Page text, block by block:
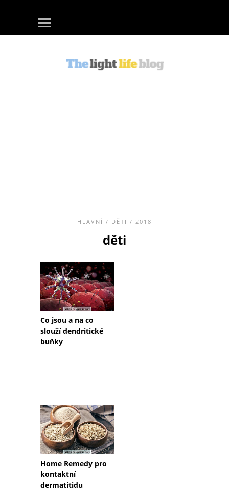
HLAVNÍ / DĚTI / 2018
děti
Co jsou a na co
slouží dendritické
buňky
Home Remedy pro
kontaktní
dermatitidu